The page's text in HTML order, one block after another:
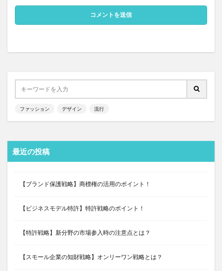
ファッション デザイン 流行
最近の投稿
【ブランド保護戦略】商標権の活用のポイント！
【ビジネスモデル特許】特許戦略のポイント！
【特許戦略】新分野の市場参入時の注意点とは？
【スモール企業の知財戦略】オンリーワン戦略とは？